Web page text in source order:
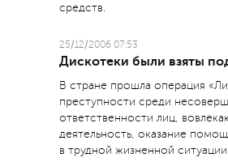
средств.
25/12/2006 07:53
Дискотеки были взяты
В стране прошла операция
преступности среди
ответственности лиц,
деятельность, оказание
в трудной жизненной